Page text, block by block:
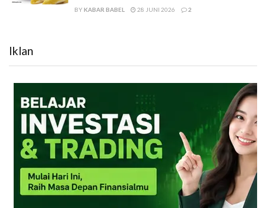
BY KABAR BABEL 28 JUNI 2026 2
Iklan